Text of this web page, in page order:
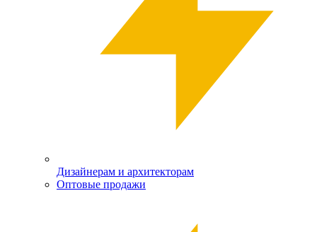
Дизайнерам и архитекторам
Оптовые продажи